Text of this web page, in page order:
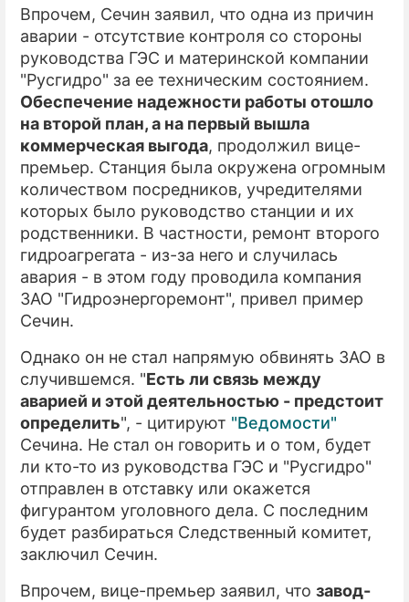
Впрочем, Сечин заявил, что одна из причин
аварии - отсутствие контроля со стороны
руководства ГЭС и материнской компании
"Русгидро" за ее техническим состоянием.
Обеспечение надежности работы отошло
на второй план, а на первый вышла
коммерческая выгода, продолжил вице-
премьер. Станция была окружена огромным
количеством посредников, учредителями
которых было руководство станции и их
родственники. В частности, ремонт второго
гидроагрегата - из-за него и случилась
авария - в этом году проводила компания
ЗАО "Гидроэнергоремонт", привел пример
Сечин.
Однако он не стал напрямую обвинять ЗАО в
случившемся. "Есть ли связь между
аварией и этой деятельностью - предстоит
определить", - цитируют "Ведомости"
Сечина. Не стал он говорить и о том, будет
ли кто-то из руководства ГЭС и "Русгидро"
отправлен в отставку или окажется
фигурантом уголовного дела. С последним
будет разбираться Следственный комитет,
заключил Сечин.
Впрочем, вице-премьер заявил, что завод-